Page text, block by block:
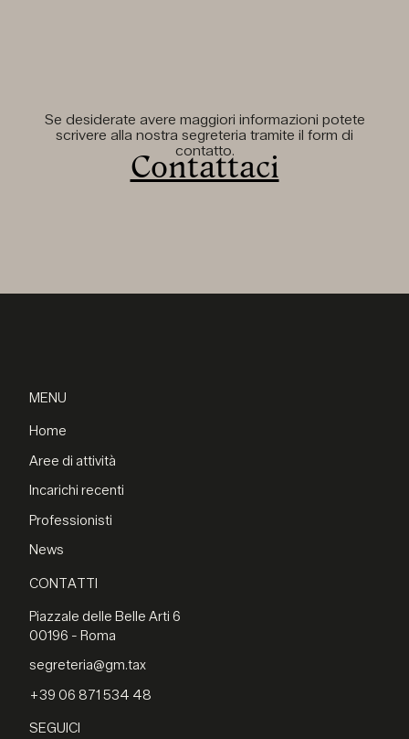
Se desiderate avere maggiori informazioni potete
scrivere alla nostra segreteria tramite il form di
contatto.
Contattaci
MENU
Home
Aree di attività
Incarichi recenti
Professionisti
News
CONTATTI
Piazzale delle Belle Arti 6
00196 - Roma
segreteria@gm.tax
+39 06 871 534 48
SEGUICI